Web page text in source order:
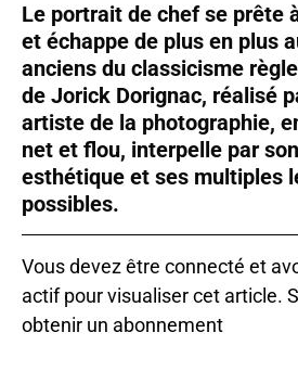
Le portrait de chef se prête
et échappe de plus en plus
anciens du classicisme
de Jorick Dorignac, réalisé
artiste de la photographie,
net et flou, interpelle par
esthétique et ses multiples
possibles.
Vous devez être connecté et
actif pour visualiser cet article.
obtenir un abonnement